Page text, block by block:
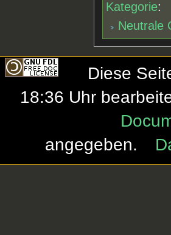
Kategorie:
Neutrale
Diese
18:36 Uhr
angegeben.